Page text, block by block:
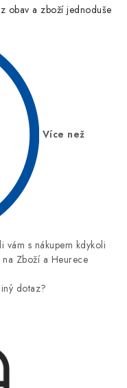
obav a zboží jednoduše
Více než
vám s nákupem kdykoli
Zboží a Heurece
dotaz?